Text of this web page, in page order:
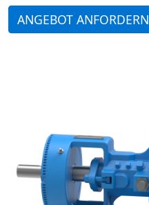
ANGEBOT ANFORDERN